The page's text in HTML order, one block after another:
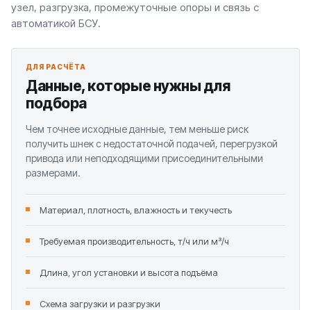
узел, разгрузка, промежуточные опоры и связь с
автоматикой БСУ.
ДЛЯ РАСЧЁТА
Данные, которые нужны для
подбора
Чем точнее исходные данные, тем меньше риск
получить шнек с недостаточной подачей, перегрузкой
привода или неподходящими присоединительными
размерами.
Материал, плотность, влажность и текучесть
Требуемая производительность, т/ч или м³/ч
Длина, угол установки и высота подъёма
Схема загрузки и разгрузки